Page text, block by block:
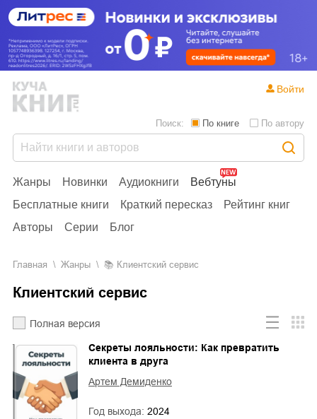
Жанры Новинки Аудиокниги
Вебтуны
Бесплатные книги
Краткий пересказ
Рейтинг книг
Авторы
Серии Блог
Поиск: По книге По автору
Войти
Главная Жанры Клиентский сервис
Клиентский сервис
Полная версия
Секреты лояльности: Как превратить
клиента в друга
Артем Демиденко
Год выхода: 2024